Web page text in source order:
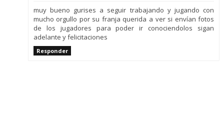
muy bueno gurises a seguir trabajando y jugando con
mucho orgullo por su franja querida a ver si envían fotos
de los jugadores para poder ir conociendolos sigan
adelante y felicitaciones
Responder